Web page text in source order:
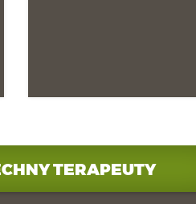
TERAPEUTY